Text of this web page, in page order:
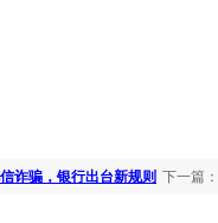
下一篇：
诈骗，银行出台新规则